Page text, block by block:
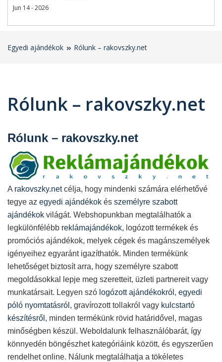
Jun 14 - 2026
Egyedi ajándékok Rólunk – rakovszky.net
Rólunk – rakovszky.net
Rólunk – rakovszky.net
A rakovszky.netcélja, hogy mindenki számára elérhetővé
tegye az egyedi ajándékok és személyre szabott
ajándékok világát. Webshopunkban megtalálhatók a
legkülönfélébb reklámajándékok, logózott termékek és
promóciós ajándékok, melyek cégek és magánszemélyek
igényeihez egyaránt igazíthatók. Minden termékünk
lehetőséget biztosít arra, hogy személyre szabott
megoldásokkal lepje meg szeretteit, üzleti partnereit vagy
munkatársait. Legyen szó logózott ajándékokról , egyedi
póló nyomtatásról , gravírozott tollakról vagy kulcstartó
készítésről , minden termékünk rövid határidővel, magas
minőségben készül. Weboldalunk felhasználóbarát, így
könnyedén böngészhet kategóriáink között, és egyszerűen
rendelhet online. Nálunk megtalálhatja a tökéletes